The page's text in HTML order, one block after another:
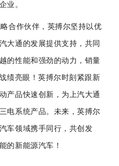
业。
合作伙伴，英搏尔坚持以优
大通的发展提供支持，共同
的性能和强劲的动力，销量
绩亮眼！英搏尔时刻紧跟新
产品快速创新，为上汽大通
电系统产品。未来，英搏尔
车领域携手同行，共创发
的新能源汽车！